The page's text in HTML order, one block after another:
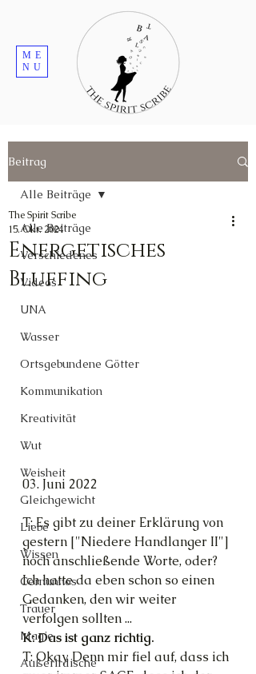
ME
NU
Beitrag
Alle Beiträge
Verschiedenes
Videos
UNA
Wasser
Ortsgebundene Götter
Kommunikation
Kreativität
Wut
Weisheit
Gleichgewicht
Liebe
Wissen
Cernunnos
Trauer
Magie
Außerirdische
Alle Beiträge
Energetisches
Bluffing
The Spirit Scribe
15. Okt. 2024
03. Juni 2022
T: Es gibt zu deiner Erklärung von
gestern ["Niedere Handlanger II"]
noch anschließende Worte, oder?
Ich hatte da eben schon so einen
Gedanken, den wir weiter
verfolgen sollten ...
K: Das ist ganz richtig.
T: Okay. Denn mir fiel auf, dass ich